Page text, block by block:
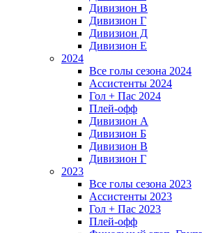
Дивизион В
Дивизион Г
Дивизион Д
Дивизион Е
2024
Все голы сезона 2024
Ассистенты 2024
Гол + Пас 2024
Плей-офф
Дивизион A
Дивизион Б
Дивизион В
Дивизион Г
2023
Все голы сезона 2023
Ассистенты 2023
Гол + Пас 2023
Плей-офф